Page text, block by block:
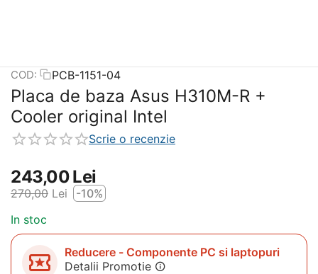
COD: PCB-1151-04
Placa de baza Asus H310M-R +
Cooler original Intel
Scrie o recenzie
243,00Lei
270,00 Lei
-10%
In stoc
Reducere - Componente PC si laptopuri
Detalii Promotie